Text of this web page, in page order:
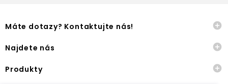
Máte dotazy? Kontaktujte nás! 
Najdete nás 
Produkty 